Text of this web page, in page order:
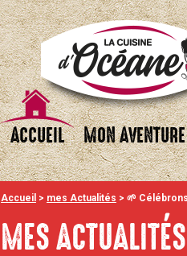
ACCUEIL MON AVENTURE
Accueil > mes Actualités > 🌱
MES ACTUALITÉS